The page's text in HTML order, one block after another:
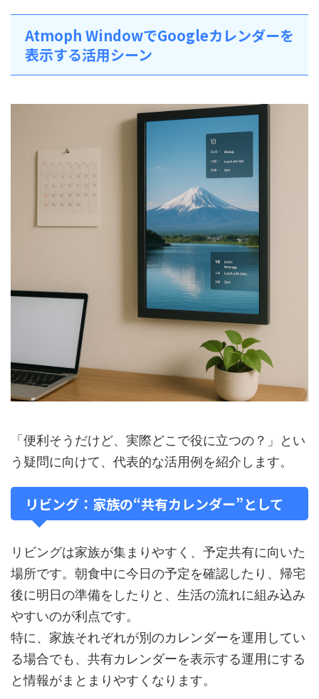
Atmoph WindowでGoogleカレンダーを
表示する活用シーン
「便利そうだけど、実際どこで役に立つの？」とい
う疑問に向けて、代表的な活用例を紹介します。
リビング：家族の“共有カレンダー”として
リビングは家族が集まりやすく、予定共有に向いた
場所です。朝食中に今日の予定を確認したり、帰宅
後に明日の準備をしたりと、生活の流れに組み込み
やすいのが利点です。
特に、家族それぞれが別のカレンダーを運用してい
る場合でも、共有カレンダーを表示する運用にする
と情報がまとまりやすくなります。